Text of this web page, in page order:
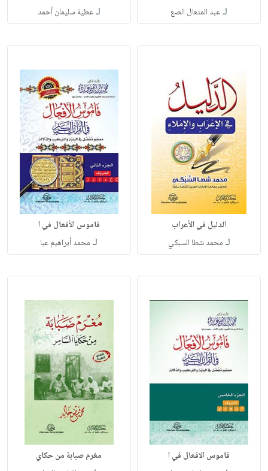
لـعبد المتعال الصع لـعطية سليمان أحمد
الدليل في الأعراب
لـ محمد شطا السبكي
قاموس الأفعال في ا
لـ محمد أبراهيم عبا
قاموس الافعال في ا مغرم صبابة من حكاي